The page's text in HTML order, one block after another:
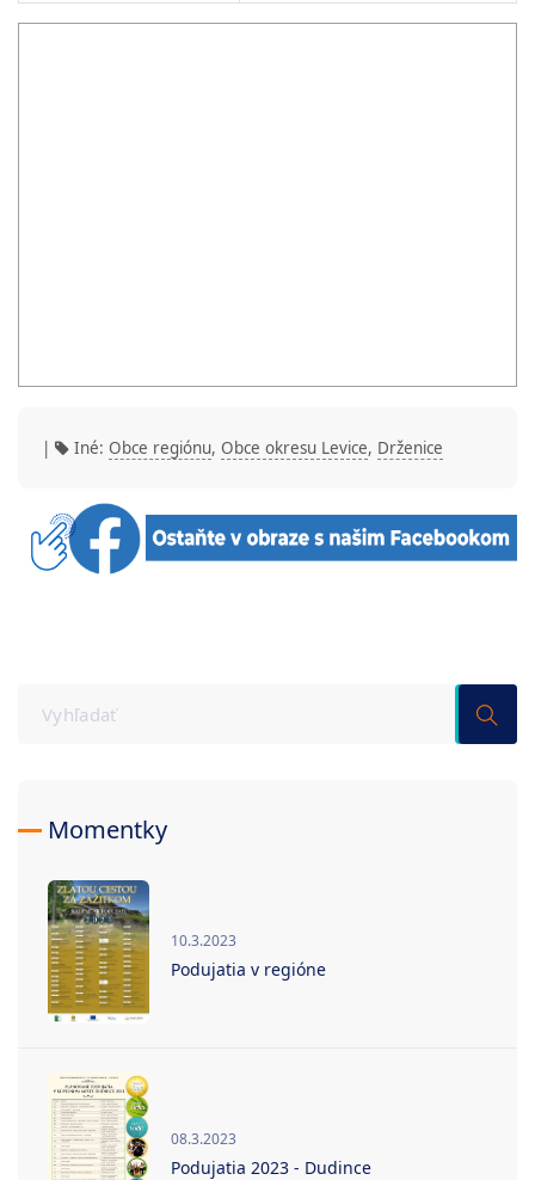
| Iné: Obce regiónu, Obce okresu Levice, Drženice
Momentky
10.3.2023
Podujatia v regióne
08.3.2023
Podujatia 2023 - Dudince